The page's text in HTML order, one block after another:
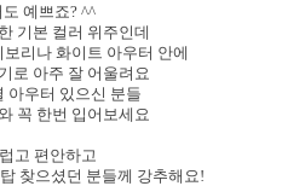
도 예쁘죠? ^^
기본 컬러 위주인데
리나 화이트 아우터 안에
로 아주 잘 어울려요
아우터 있으신 분들
꼭 한번 입어보세요
고 편안하고
찾으셨던 분들께 강추해요!